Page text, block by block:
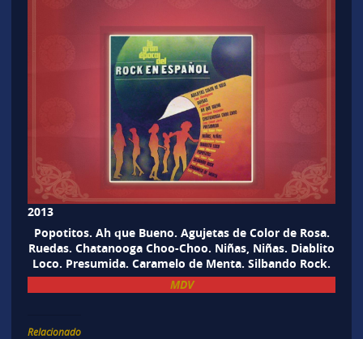
2013
Popotitos. Ah que Bueno. Agujetas de Color de Rosa.
Ruedas. Chatanooga Choo-Choo. Niñas, Niñas. Diablito
Loco. Presumida. Caramelo de Menta. Silbando Rock.
MDV
Relacionado